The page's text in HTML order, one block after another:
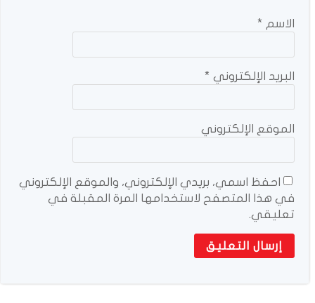
الاسم *
البريد الإلكتروني *
الموقع الإلكتروني
احفظ اسمي، بريدي الإلكتروني، والموقع الإلكتروني
في هذا المتصفح لاستخدامها المرة المقبلة في
تعليقي.